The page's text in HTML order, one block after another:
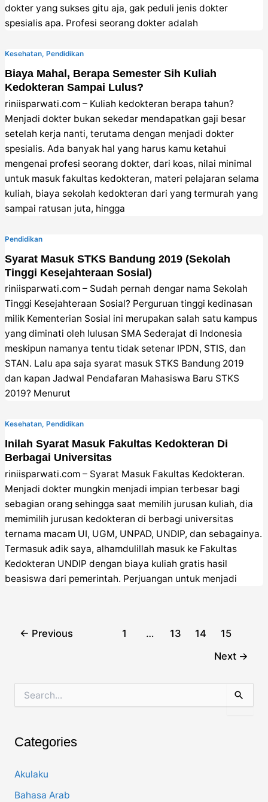
dokter yang sukses gitu aja, gak peduli jenis dokter
spesialis apa. Profesi seorang dokter adalah
Kesehatan, Pendidikan
Biaya Mahal, Berapa Semester Sih Kuliah
Kedokteran Sampai Lulus?
riniisparwati.com – Kuliah kedokteran berapa tahun?
Menjadi dokter bukan sekedar mendapatkan gaji besar
setelah kerja nanti, terutama dengan menjadi dokter
spesialis. Ada banyak hal yang harus kamu ketahui
mengenai profesi seorang dokter, dari koas, nilai minimal
untuk masuk fakultas kedokteran, materi pelajaran selama
kuliah, biaya sekolah kedokteran dari yang termurah yang
sampai ratusan juta, hingga
Pendidikan
Syarat Masuk STKS Bandung 2019 (Sekolah
Tinggi Kesejahteraan Sosial)
riniisparwati.com – Sudah pernah dengar nama Sekolah
Tinggi Kesejahteraan Sosial? Perguruan tinggi kedinasan
milik Kementerian Sosial ini merupakan salah satu kampus
yang diminati oleh lulusan SMA Sederajat di Indonesia
meskipun namanya tentu tidak setenar IPDN, STIS, dan
STAN. Lalu apa saja syarat masuk STKS Bandung 2019
dan kapan Jadwal Pendafaran Mahasiswa Baru STKS
2019? Menurut
Kesehatan, Pendidikan
Inilah Syarat Masuk Fakultas Kedokteran Di
Berbagai Universitas
riniisparwati.com – Syarat Masuk Fakultas Kedokteran.
Menjadi dokter mungkin menjadi impian terbesar bagi
sebagian orang sehingga saat memilih jurusan kuliah, dia
memimilih jurusan kedokteran di berbagi universitas
ternama macam UI, UGM, UNPAD, UNDIP, dan sebagainya.
Termasuk adik saya, alhamdulillah masuk ke Fakultas
Kedokteran UNDIP dengan biaya kuliah gratis hasil
beasiswa dari pemerintah. Perjuangan untuk menjadi
Post← Previous 1 … 13 14
15
Next →
c
h
o
:
Categories
Akulaku
Bahasa Arab